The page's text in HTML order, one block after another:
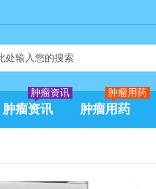
肿瘤资讯
肿瘤资讯
肿瘤用药
肿瘤用药